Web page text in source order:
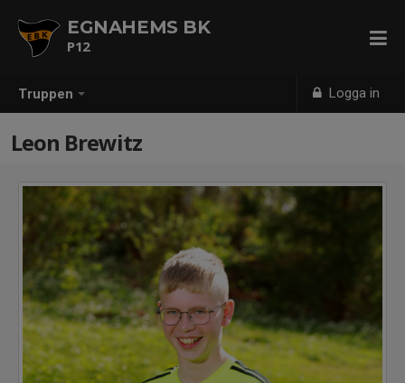
Truppen Logga in
EGNAHEMS BK
P12
Leon Brewitz